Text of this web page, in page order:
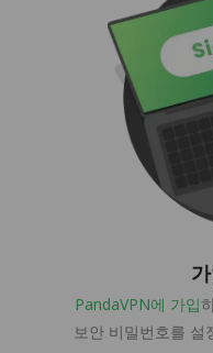
PandaVPN에 가입
보안 비밀번호를 설